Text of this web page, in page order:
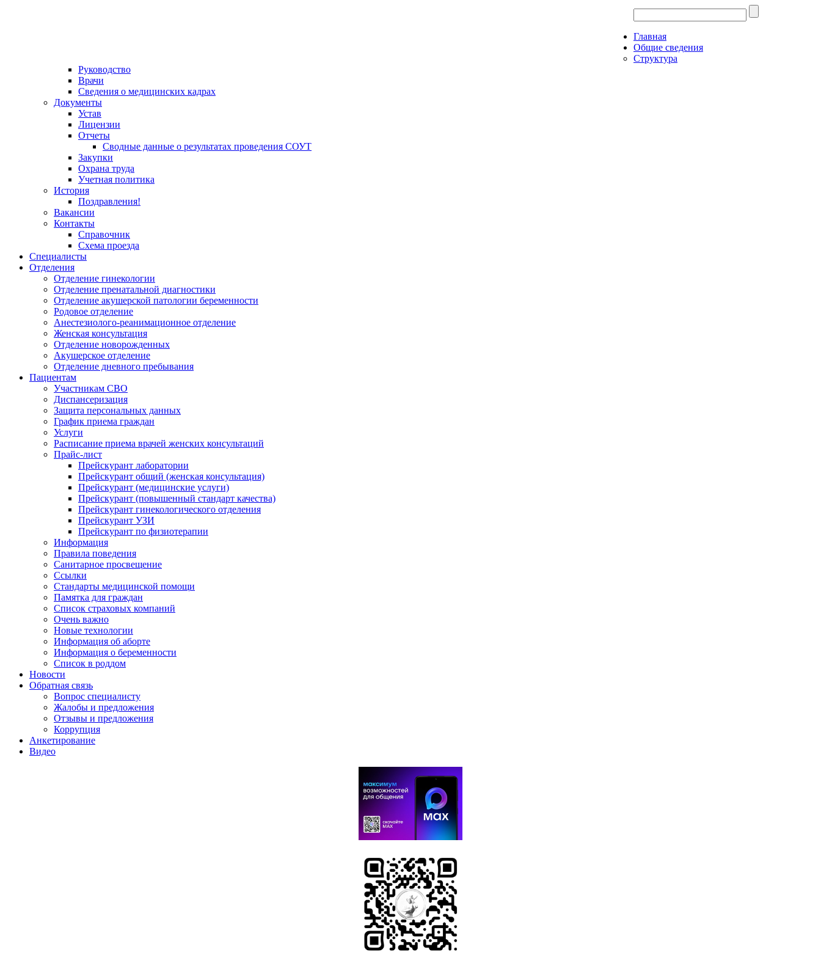
Главная
Общие сведения
Структура
Руководство
Врачи
Сведения о медицинских кадрах
Документы
Устав
Лицензии
Отчеты
Сводные данные о результатах проведения СОУТ
Закупки
Охрана труда
Учетная политика
История
Поздравления!
Вакансии
Контакты
Справочник
Схема проезда
Специалисты
Отделения
Отделение гинекологии
Отделение пренатальной диагностики
Отделение акушерской патологии беременности
Родовое отделение
Анестезиолого-реанимационное отделение
Женская консультация
Отделение новорожденных
Акушерское отделение
Отделение дневного пребывания
Пациентам
Участникам СВО
Диспансеризация
Защита персональных данных
График приема граждан
Услуги
Расписание приема врачей женских консультаций
Прайс-лист
Прейскурант лаборатории
Прейскурант общий (женская консультация)
Прейскурант (медицинские услуги)
Прейскурант (повышенный стандарт качества)
Прейскурант гинекологического отделения
Прейскурант УЗИ
Прейскурант по физиотерапии
Информация
Правила поведения
Санитарное просвещение
Ссылки
Стандарты медицинской помощи
Памятка для граждан
Список страховых компаний
Очень важно
Новые технологии
Информация об аборте
Информация о беременности
Список в роддом
Новости
Обратная связь
Вопрос специалисту
Жалобы и предложения
Отзывы и предложения
Коррупция
Анкетирование
Видео